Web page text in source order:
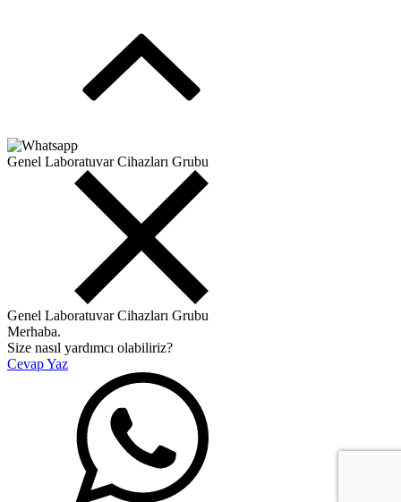
Genel Laboratuvar Cihazları Grubu
Genel Laboratuvar Cihazları Grubu
Merhaba.
Size nasıl yardımcı olabiliriz?
Cevap Yaz